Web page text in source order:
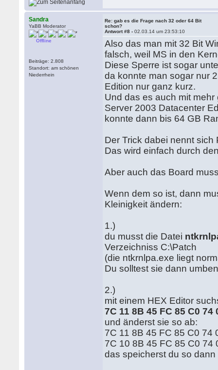
Sandra
YaBB Moderator
Offline
Beiträge: 2.808
Standort: am schönen
Niederrhein
Re: gab es die Frage nach 32 oder 64 Bit
schon?
Antwort #8 -02.03.14 um 23:53:10
Also das man mit 32 Bit
falsch, weil MS in den
Diese Sperre ist sogar
da konnte man sogar nur
Edition nur ganz kurz.
Und das es auch mit
Server 2003 Datacenter
konnte dann bis 64 GB
Der Trick dabei nennt
Das wird einfach durch
Aber auch das Board
Wenn dem so ist, dann
Kleinigkeit ändern:
1.)
du musst die Datei
Verzeichniss C:\Patch
(die ntkrnlpa.exe liegt
Du solltest sie dann
2.)
mit einem HEX Editor
7C 11 8B 45 FC 85 C0 74
und änderst sie so ab:
7C 11 8B 45 FC 85 C0
7C 10 8B 45 FC 85 C0
das speicherst du so dann